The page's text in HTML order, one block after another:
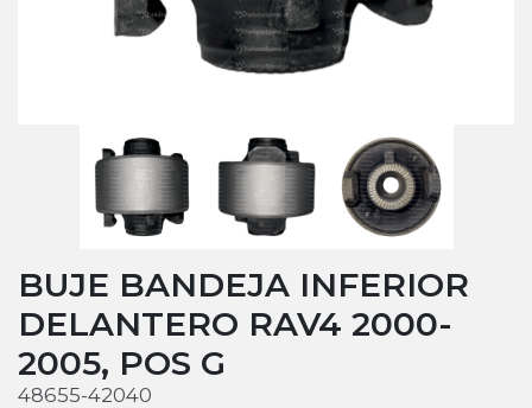
BUJE BANDEJA INFERIOR
DELANTERO RAV4 2000-
2005, POS G
48655-42040